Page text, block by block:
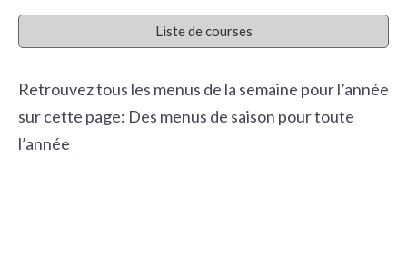
Liste de courses
Retrouvez tous les menus de la semaine pour l’année
sur cette page: Des menus de saison pour toute
l’année